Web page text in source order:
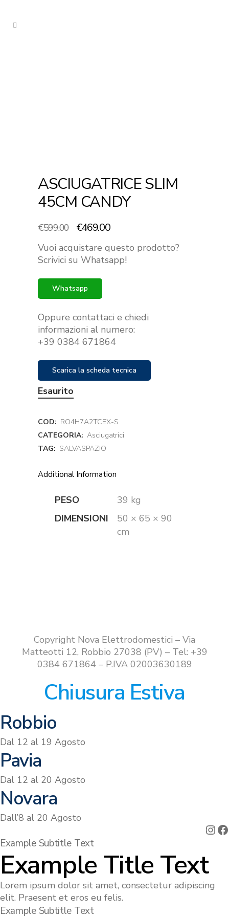
ASCIUGATRICE SLIM
45CM CANDY
€599.00
Il
originale
era:
€599.00.
€469.00Il
attuale
è:
Vuoi acquistare questo prodotto?
Scrivici su Whatsapp!
Whatsapp
Oppure contattaci e chiedi
informazioni al numero:
+39 0384 671864
Scarica la scheda tecnica
Esaurito
COD: RO4H7A2TCEX-S
CATEGORIA: Asciugatrici
TAG: SALVASPAZIO
Additional Information
PESO
39 kg
DIMENSIONI
50 × 65 × 90
cm
Copyright Nova Elettrodomestici – Via
Matteotti 12, Robbio 27038 (PV) – Tel: +39
0384 671864 – P.IVA 02003630189
Chiusura Estiva
Robbio
Dal 12 al 19 Agosto
Pavia
Dal 12 al 20 Agosto
Novara
Dall’8 al 20 Agosto
Example Subtitle Text
Example Title Text
Lorem ipsum dolor sit amet, consectetur adipiscing
elit. Praesent et eros eu felis.
Example Subtitle Text